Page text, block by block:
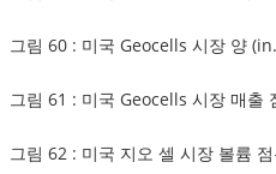
그림 60 : 미국 Geocells 시장 양
그림 61 : 미국 Geocells 시장 매출
그림 62 : 미국 지오 셀 시장 볼륨